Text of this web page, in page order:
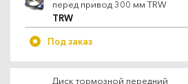
перед привод 300 мм TRW
TRW
Под заказ
Диск тормозной передний